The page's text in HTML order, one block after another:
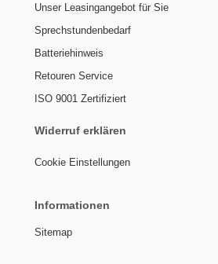
Unser Leasingangebot für Sie
Sprechstundenbedarf
Batteriehinweis
Retouren Service
ISO 9001 Zertifiziert
Widerruf erklären
Cookie Einstellungen
Informationen
Sitemap